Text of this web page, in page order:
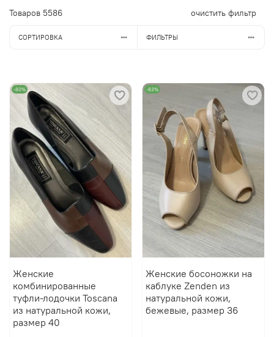
Товаров 5586 очистить фильтр
СОРТИРОВКА ФИЛЬТРЫ
-80%
Женские
комбинированные
туфли-лодочки Toscana
из натуральной кожи,
размер 40
-83%
Женские босоножки на
каблуке Zenden из
натуральной кожи,
бежевые, размер 36